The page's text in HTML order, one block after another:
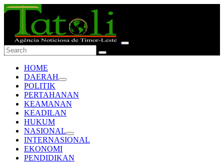
HOME
DAERAH
POLITIK
PERTAHANAN
KEAMANAN
KEADILAN
HUKUM
NASIONAL
INTERNASIONAL
EKONOMI
PENDIDIKAN